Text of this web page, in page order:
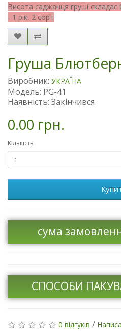
Висота саджанця груші
- 1 рік, 2 сорт
Груша
Виробник: УКРАЇНА
Модель: PG-41
Наявність: Закінчився
0.00 грн.
Кількість
сума
СПОСОБИ
0 відгуків /